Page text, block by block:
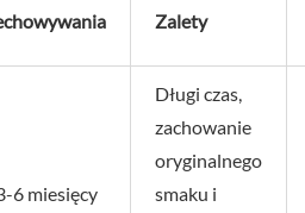
Zalety
6 miesięcy
Długi czas,
zachowanie
oryginalnego
smaku i